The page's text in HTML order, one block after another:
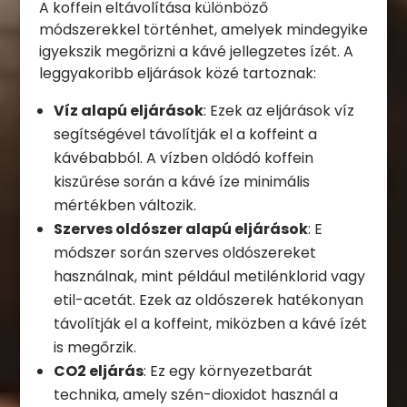
A koffein eltávolítása különböző
módszerekkel történhet, amelyek mindegyike
igyekszik megőrizni a kávé jellegzetes ízét. A
leggyakoribb eljárások közé tartoznak:
Víz alapú eljárások: Ezek az eljárások víz
segítségével távolítják el a koffeint a
kávébabból. A vízben oldódó koffein
kiszűrése során a kávé íze minimális
mértékben változik.
Szerves oldószer alapú eljárások: E
módszer során szerves oldószereket
használnak, mint például metilénklorid vagy
etil-acetát. Ezek az oldószerek hatékonyan
távolítják el a koffeint, miközben a kávé ízét
is megőrzik.
CO2 eljárás: Ez egy környezetbarát
technika, amely szén-dioxidot használ a